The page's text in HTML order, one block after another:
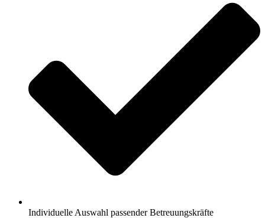
Individuelle Auswahl passender Betreuungskräfte